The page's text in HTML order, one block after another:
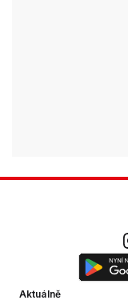
Aktuálně